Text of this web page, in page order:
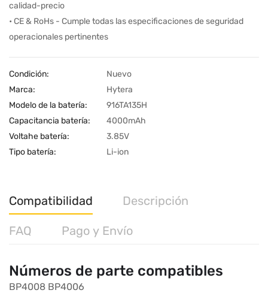
calidad-precio
• CE & RoHs - Cumple todas las especificaciones de seguridad
operacionales pertinentes
Condición:
Nuevo
Marca:
Hytera
Modelo de la batería:
916TA135H
Capacitancia batería:
4000mAh
Voltahe batería:
3.85V
Tipo batería:
Li-ion
Compatibilidad Descripción
FAQ Pago y Envío
Números de parte compatibles
BP4008 BP4006